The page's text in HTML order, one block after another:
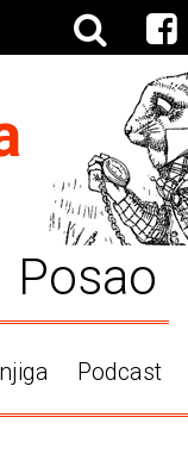
Posao
Podcast